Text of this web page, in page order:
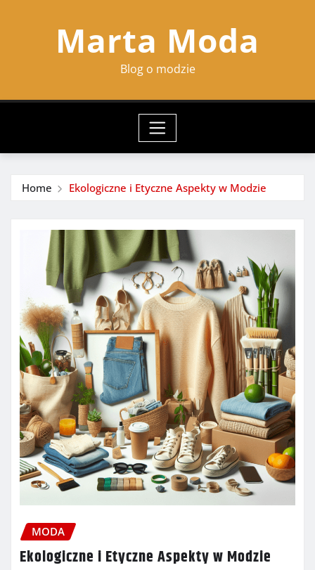
Marta Moda
Blog o modzie
Home Ekologiczne i Etyczne Aspekty w Modzie
MODA
Ekologiczne i Etyczne Aspekty w Modzie